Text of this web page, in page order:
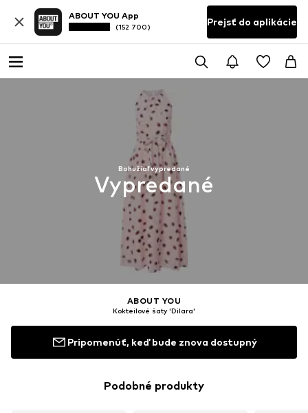
ABOUT YOU App
(152 700) Prejsť do aplikácie
Bohužiaľ vypredané
Vypredané
ABOUT YOU
Kokteilové šaty 'Dilara'
Pripomenúť, keď bude znova dostupný
Podobné produkty